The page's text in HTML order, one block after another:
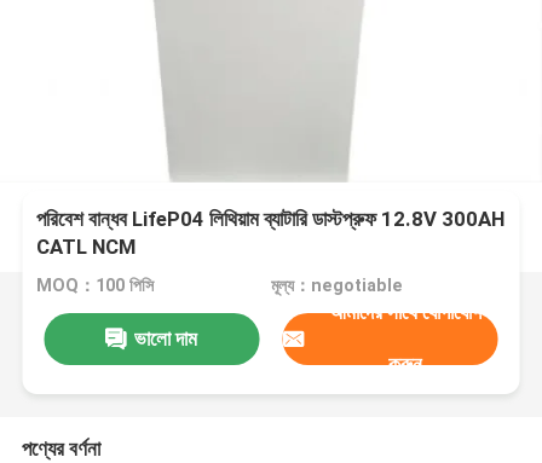
পরিবেশ বান্ধব LifeP04 লিথিয়াম ব্যাটারি ডাস্টপ্রুফ 12.8V 300AH
CATL NCM
MOQ：100 পিসি মূল্য：negotiable
ভালো দাম
আমাদের সাথে যোগাযোগ
করুন
পণ্যের বর্ণনা